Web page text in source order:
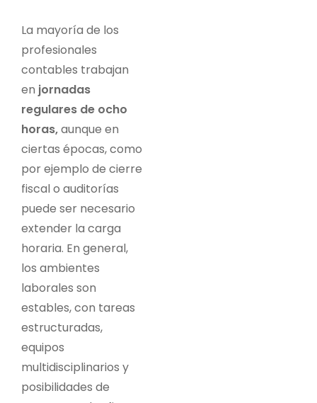
La mayoría de los
profesionales
contables trabajan
en jornadas
regulares de ocho
horas,aunque en
ciertas épocas, como
por ejemplo de cierre
fiscal o auditorías
puede ser necesario
extender la carga
horaria. En general,
los ambientes
laborales son
estables, con tareas
estructuradas,
equipos
multidisciplinarios y
posibilidades de